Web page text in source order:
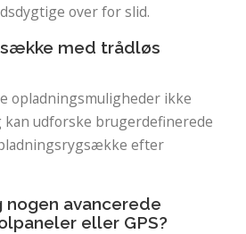
over for slid.
med trådløs
opladningsmuligheder ikke
kan udforske brugerdefinerede
efter
nogen avancerede
eller GPS?